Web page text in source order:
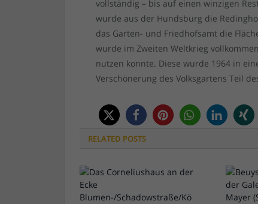
vollständig – bis auf einen winzigen
wurde aus der Hundsburg die
das Garten- und Friedhofsamt die
wurde im Zweiten Weltkrieg
nutzen konnte. Diese wurde 1964 in
Verschönerung des Volksgartens Teil
RELATED POSTS